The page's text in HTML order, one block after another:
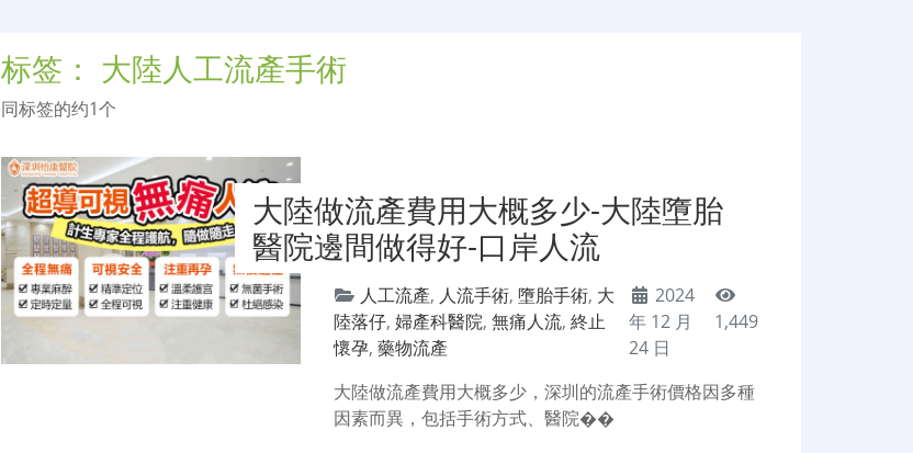
标签： 大陸人工流產手術
同标签的约1个
大陸做流產費用大概多少-大陸墮胎
醫院邊間做得好-口岸人流
人工流產, 人流手術,墮胎手術, 大
陸落仔,婦產科醫院,無痛人流,終止
懷孕,藥物流產
2024
年 12 月
24 日
1,449
大陸做流產費用大概多少，深圳的流產手術價格因多種
因素而異，包括手術方式、醫院��